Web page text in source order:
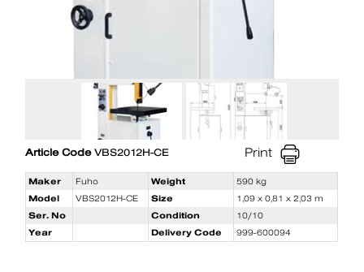
Article CodeVBS2012H-CE Print
Maker Fuho Weight
590 kg
Model
VBS2012H-CE Size
1,09 x 0,81 x 2,03 m
Ser. No
Condition
10/10
Year
Delivery Code 999-600094